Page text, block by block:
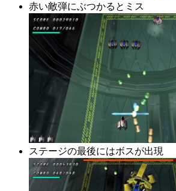
赤い敵弾にぶつかるとミス
ステージの最後にはボスが出現